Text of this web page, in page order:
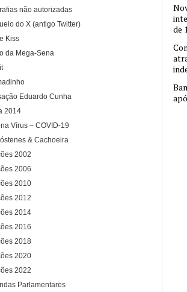
de
não autorizadas
do X (antigo Twitter)
Kiss
da Mega-Sena
Eduardo Cunha
2014
Vírus – COVID-19
& Cachoeira
2002
2006
2010
2012
2014
2016
2018
2020
2022
Parlamentares